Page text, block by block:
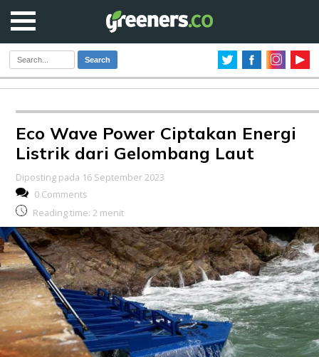
Search
Eco Wave Power Ciptakan Energi
Listrik dari Gelombang Laut
Diposting pada 16 September 2023
0 Comments
Reading time: 2 menit